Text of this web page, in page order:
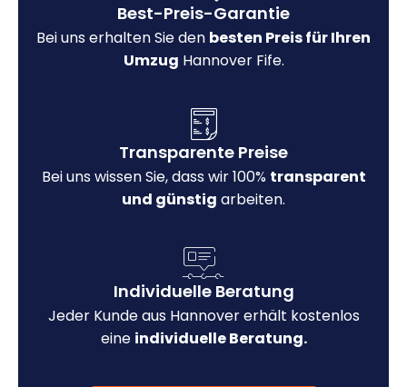
Best-Preis-Garantie
Bei uns erhalten Sie den besten Preis für Ihren
Umzug Hannover Fife.
Transparente Preise
Bei uns wissen Sie, dass wir 100% transparent
und günstig arbeiten.
Individuelle Beratung
Jeder Kunde aus Hannover erhält kostenlos
eine individuelle Beratung.